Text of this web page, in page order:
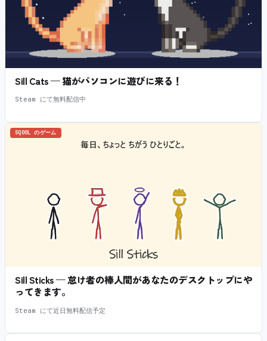
Sill Cats — 猫がパソコンに遊びに来る！
Steam にて無料配信中
SQOOL のゲーム
Sill Sticks — 怠け者の棒人間があなたのデスクトップにや
ってきます。
Steam にて近日無料配信予定